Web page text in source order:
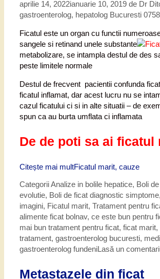
aprilie 14, 2022ianuarie 10, 2019 de Dr
gastroenterolog, hepatolog Bucuresti
Ficatul este un organ cu functii
sangele si retinand unele substante
metabolizare, se intampla destul de des
peste limitele normale
Destul de frecvent pacientii confunda
ficatul inflamat, dar acest lucru nu se
cazul ficatului ci si in alte situatii – de
spun ca au burta umflata ci inflamata
De de poti sa ai ficatul
Citește mai multFicatul marit, cauze
CategoriiAnalize in bolile hepatice, Boli
evolutie, Boli de ficat diagnostic simptome,
imagini, Ficatul marit, Tratament pentru
alimente ficat bolnav, ce este bun pentru
mai bun tratament pentru ficat, ficat marit,
tratament, gastroenterolog bucuresti,
gastroenterolog fundeniLasă un
Metastazele din ficat